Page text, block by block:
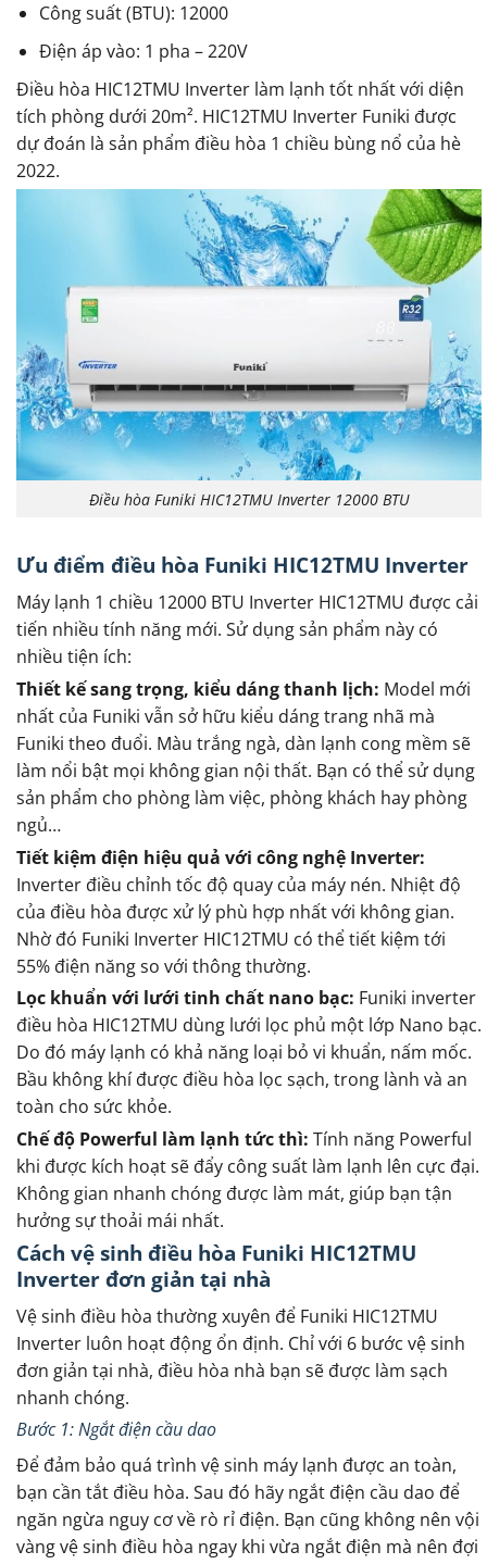
Công suất (BTU): 12000
Điện áp vào: 1 pha – 220V
Điều hòa HIC12TMU Inverter làm lạnh tốt nhất với diện
tích phòng dưới 20m². HIC12TMU Inverter Funiki được
dự đoán là sản phẩm điều hòa 1 chiều bùng nổ của hè
2022.
Điều hòa Funiki HIC12TMU Inverter 12000 BTU
Ưu điểm điều hòa Funiki HIC12TMU Inverter
Máy lạnh 1 chiều 12000 BTU Inverter HIC12TMU được cải
tiến nhiều tính năng mới. Sử dụng sản phẩm này có
nhiều tiện ích:
Thiết kế sang trọng, kiểu dáng thanh lịch: Model mới
nhất của Funiki vẫn sở hữu kiểu dáng trang nhã mà
Funiki theo đuổi. Màu trắng ngà, dàn lạnh cong mềm sẽ
làm nổi bật mọi không gian nội thất. Bạn có thể sử dụng
sản phẩm cho phòng làm việc, phòng khách hay phòng
ngủ…
Tiết kiệm điện hiệu quả với công nghệ Inverter:
Inverter điều chỉnh tốc độ quay của máy nén. Nhiệt độ
của điều hòa được xử lý phù hợp nhất với không gian.
Nhờ đó Funiki Inverter HIC12TMU có thể tiết kiệm tới
55% điện năng so với thông thường.
Lọc khuẩn với lưới tinh chất nano bạc: Funiki inverter
điều hòa HIC12TMU dùng lưới lọc phủ một lớp Nano bạc.
Do đó máy lạnh có khả năng loại bỏ vi khuẩn, nấm mốc.
Bầu không khí được điều hòa lọc sạch, trong lành và an
toàn cho sức khỏe.
Chế độ Powerful làm lạnh tức thì: Tính năng Powerful
khi được kích hoạt sẽ đẩy công suất làm lạnh lên cực đại.
Không gian nhanh chóng được làm mát, giúp bạn tận
hưởng sự thoải mái nhất.
Cách vệ sinh điều hòa Funiki HIC12TMU
Inverter đơn giản tại nhà
Vệ sinh điều hòa thường xuyên để Funiki HIC12TMU
Inverter luôn hoạt động ổn định. Chỉ với 6 bước vệ sinh
đơn giản tại nhà, điều hòa nhà bạn sẽ được làm sạch
nhanh chóng.
Bước 1: Ngắt điện cầu dao
Để đảm bảo quá trình vệ sinh máy lạnh được an toàn,
bạn cần tắt điều hòa. Sau đó hãy ngắt điện cầu dao để
ngăn ngừa nguy cơ về rò rỉ điện. Bạn cũng không nên vội
vàng vệ sinh điều hòa ngay khi vừa ngắt điện mà nên đợi